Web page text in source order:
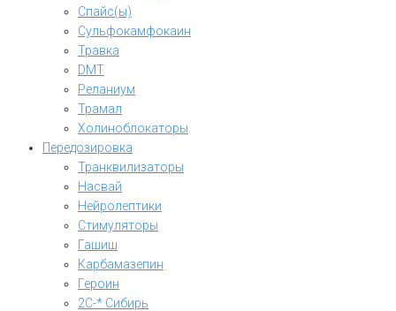
Спайс(ы)
Сульфокамфокаин
Травка
DMT
Реланиум
Трамал
Холиноблокаторы
Передозировка
Транквилизаторы
Насвай
Нейролептики
Стимуляторы
Гашиш
Карбамазепин
Героин
2C-* Сибирь